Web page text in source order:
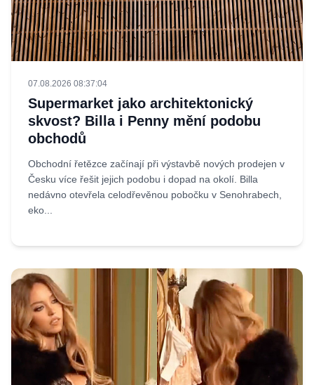
07.08.2026 08:37:04
Supermarket jako architektonický
skvost? Billa i Penny mění podobu
obchodů
Obchodní řetězce začínají při výstavbě nových prodejen v
Česku více řešit jejich podobu i dopad na okolí. Billa
nedávno otevřela celodřevěnou pobočku v Senohrabech,
eko...